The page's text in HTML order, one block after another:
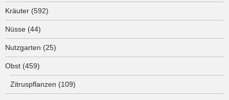
Kräuter (592)
Nüsse (44)
Nutzgarten (25)
Obst (459)
Zitruspflanzen (109)